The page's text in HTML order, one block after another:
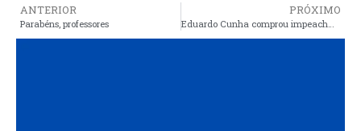
ANTERIOR
Parabéns, professores
PRÓXIMO
Eduardo Cunha comprou impeachment, Michel Temer compra salvação